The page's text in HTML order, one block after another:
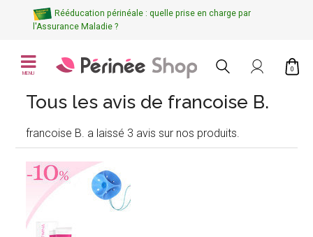
Rééducation périnéale : quelle prise en charge par
l'Assurance Maladie ?
MENU
0
Tous les avis de francoise B.
francoise B. a laissé 3 avis sur nos produits.